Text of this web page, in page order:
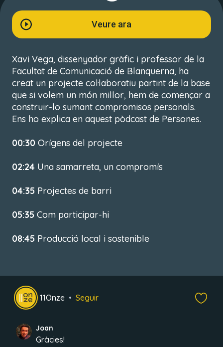
Veure ara
Xavi Vega, dissenyador gràfic i professor de la
Facultat de Comunicació de Blanquerna, ha
creat un projecte col·laboratiu partint de la base
que si volem un món millor, hem de començar a
construir-lo sumant compromisos personals.
Ens ho explica en aquest pòdcast de Persones.
00:30 Orígens del projecte
02:24 Una samarreta, un compromís
04:35 Projectes de barri
05:35 Com participar-hi
08:45 Producció local i sostenible
11Onze Seguir
Joan
Gràcies!